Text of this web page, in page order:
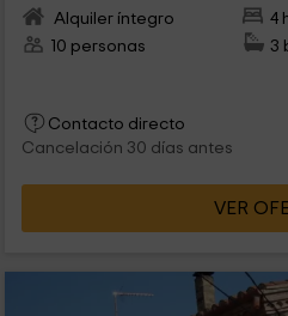
Alquiler íntegro
4
10 personas
3
Contacto directo
Cancelación 30 días antes
VER